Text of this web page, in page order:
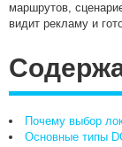
маршрутов,
видит рекламу и
Почему выбор
Основные типы